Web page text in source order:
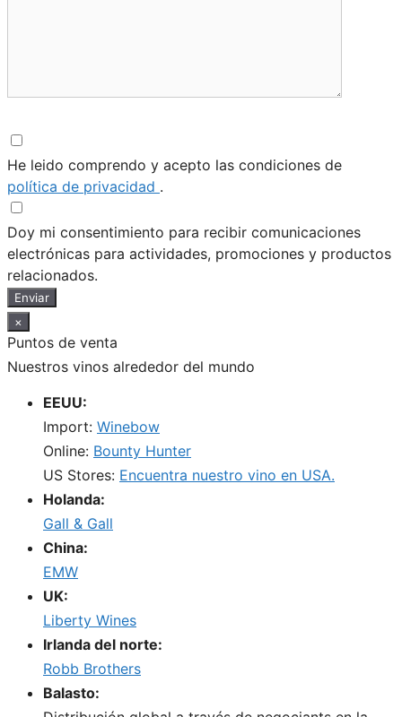
He leido comprendo y acepto las condiciones de
política de privacidad .
Doy mi consentimiento para recibir comunicaciones
electrónicas para actividades, promociones y productos
relacionados.
Enviar
×
Puntos de venta
Nuestros vinos alrededor del mundo
EEUU:
Import: Winebow
Online: Bounty Hunter
US Stores: Encuentra nuestro vino en USA.
Holanda:
Gall & Gall
China:
EMW
UK:
Liberty Wines
Irlanda del norte:
Robb Brothers
Balasto: